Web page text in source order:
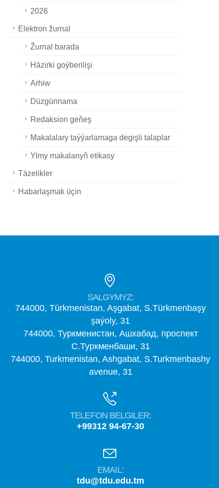
2026
Elektron žurnal
Žurnal barada
Häzirki goýberilişi
Arhiw
Düzgünnama
Redaksion geňeş
Makalalary taýýarlamaga degişli talaplar
Ylmy makalanyň etikasy
Täzelikler
Habarlaşmak üçin
SALGYMYZ:
744000, Türkmenistan, Aşgabat, S.Türkmenbaşy
şaýoly, 31
744000, Туркменистан, Ашхабад, проспект
С.Туркменбаши, 31
744000, Turkmenistan, Ashgabat, S.Turkmenbashy
avenue, 31
TELEFON BELGILER:
+99312 94-67-30
EMAIL:
tdu@tdu.edu.tm